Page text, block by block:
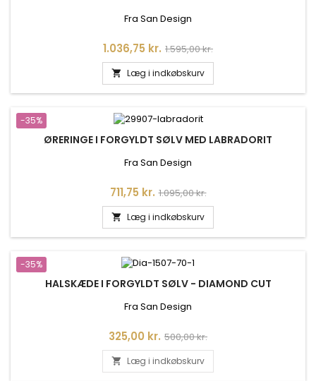
Fra San Design
Pris
1.036,75 kr. Normalpris
1.595,00 kr.
 Læg i indkøbskurv
-35%
ØRERINGE I FORGYLDT SØLV MED LABRADORIT
Fra San Design
Pris
711,75 kr. Normalpris
1.095,00 kr.
 Læg i indkøbskurv
-35%
HALSKÆDE I FORGYLDT SØLV - DIAMOND CUT
Fra San Design
Pris
325,00 kr. Normalpris
500,00 kr.
 Læg i indkøbskurv